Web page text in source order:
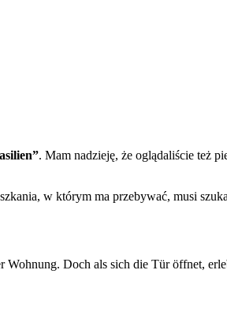
. Mam nadzieję, że oglądaliście też
w którym ma przebywać, musi
Wohnung. Doch als sich die Tür öffnet,